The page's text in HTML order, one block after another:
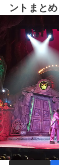
ントまとめ